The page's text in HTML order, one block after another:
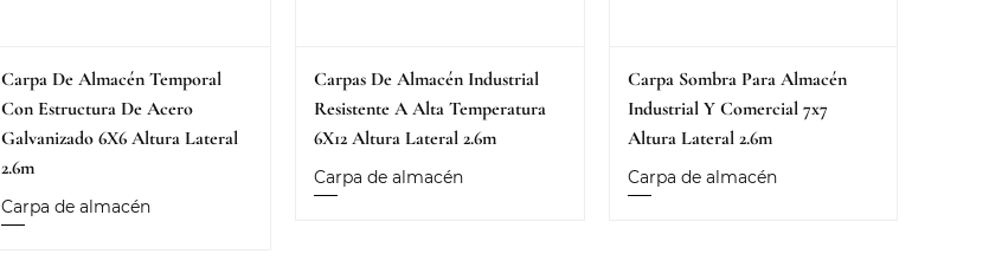
Carpa De Almacén Temporal
Con Estructura De Acero
Galvanizado 6X6 Altura Lateral
2.6m
Carpa de almacén
Carpas De Almacén Industrial
Resistente A Alta Temperatura
6X12 Altura Lateral 2.6m
Carpa de almacén
Carpa Sombra Para Almacén
Industrial Y Comercial 7x7
Altura Lateral 2.6m
Carpa de almacén